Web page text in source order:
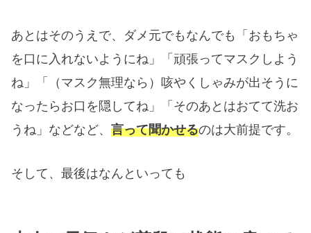
あとはそのうえで、ダメ元でもなんでも「おもちゃ
を口に入れないようにね」「頑張ってマスクしよう
ね」「（マスク無理なら）咳やくしゃみが出そうに
なったらお口を隠してね」「そのあとはおてて洗お
うね」などなど、言って聞かせるのは大前提です。
そして、最後はなんといっても